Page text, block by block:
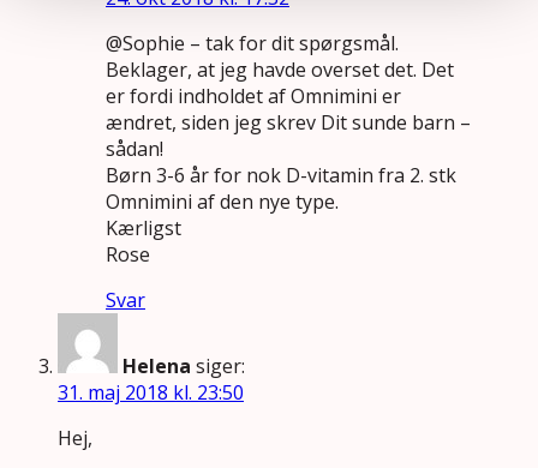
@Sophie – tak for dit spørgsmål.
Beklager, at jeg havde overset det. Det
er fordi indholdet af Omnimini er
ændret, siden jeg skrev Dit sunde barn –
sådan!
Børn 3-6 år for nok D-vitamin fra 2. stk
Omnimini af den nye type.
Kærligst
Rose
Svar
Helena siger:
31. maj 2018 kl. 23:50
Hej,